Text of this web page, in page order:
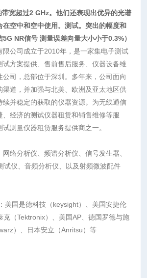
宽超过2 GHz。他们还表现出优异的光谱
在空中和空中使用。测试。突出的幅度和
NR信号 测量误差向量大小小于0.3%）
限公司成立于2010年，是一家集电子测试
试方案提供、售前售后服务、仪器设备维
公司，总部位于深圳。多年来，公司面向
渠道，并加强与北美、欧洲及亚太地区供
续并稳定的获取的仪器资源。为无线通信
、经济的测试仪器租赁和销售维修等服
测量仪器租赁服务提供商之一。
络分析仪、频谱分析仪、信号发生器、
试仪、音频分析仪、以及射频微波配件
美国是德科技（keysight）、美国安捷伦
克（Tektronix）、美国AP、德国罗德与施
）、日本安立（Anritsu）等